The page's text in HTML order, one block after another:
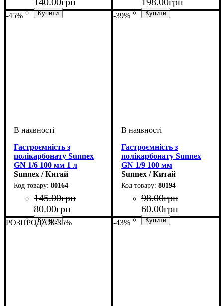
-45%
Гастроємність з
полікарбонату Sunnex
GN 1/6 100 мм 1 л
Sunnex / Китай
80164
145.00грн
80.00грн
-39%
Гастроємність з
полікарбонату Sunnex
GN 1/9 100 мм
Sunnex / Китай
80194
98.00грн
60.00грн
РОЗПРОДАЖ-35% -43%